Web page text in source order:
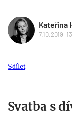
Kateřina
7.10.2019,
Sdílet
Svatba s